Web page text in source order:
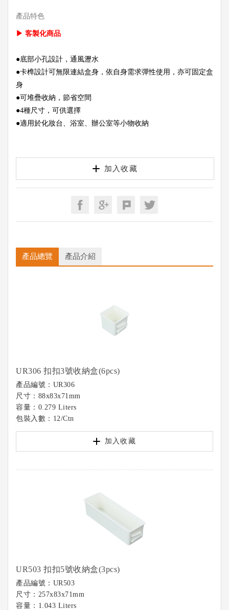
產品特色
▶ 客製化商品
●底部小孔設計，通風瀝水
●卡榫設計可無限連結盒身，依自身需求彈性使用，亦可固定盒
身
●可堆疊收納，節省空間
●4種尺寸，可供選擇
●適用於化妝台、浴室、辦公室等小物收納
加入收藏
產品總覽 產品介紹
UR306 扣扣3號收納盒(6pcs)
產品編號：UR306
尺寸：88x83x71mm
容量：0.279 Liters
包裝入數：12/Ctn
加入收藏
UR503 扣扣5號收納盒(3pcs)
產品編號：UR503
尺寸：257x83x71mm
容量：1.043 Liters